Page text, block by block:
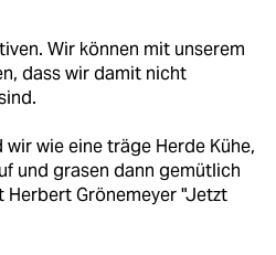
Wir können mit unserem
dass wir damit nicht
wie eine träge Herde Kühe,
und grasen dann gemütlich
Herbert Grönemeyer "Jetzt